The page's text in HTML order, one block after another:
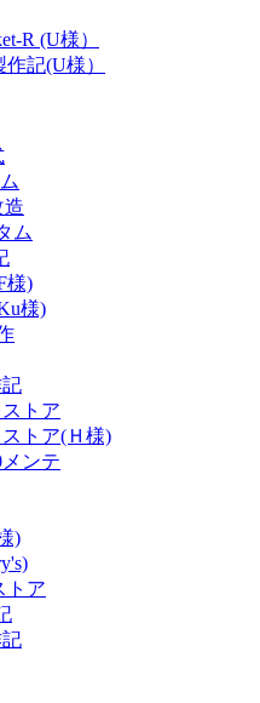
R (U様）
作記(U様）
造
ム
様)
様)
トア
トア(Ｈ様)
ンテ
)
トア